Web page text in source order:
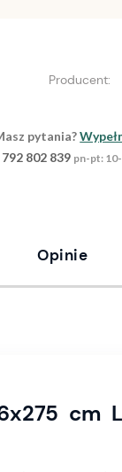
Producent:
pytania?
792 802 839 pn-pt:
Opinie
cm